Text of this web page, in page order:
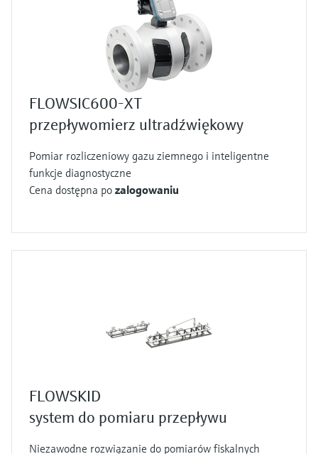
FLOWSIC600-XT
przepływomierz ultradźwiękowy
Pomiar rozliczeniowy gazu ziemnego i inteligentne
funkcje diagnostyczne
Cena dostępna po zalogowaniu
FLOWSKID
system do pomiaru przepływu
Niezawodne rozwiązanie do pomiarów fiskalnych